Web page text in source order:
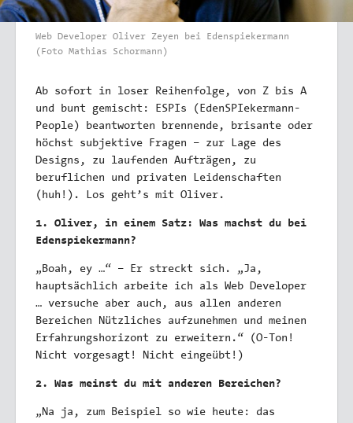
­Web Developer Oliver Zeyen bei Edenspiekermann
(Foto Mathias Schormann)
Ab sofort in loser Reihenfolge, von Z bis A
und bunt gemischt: ESPIs (EdenSPIekermann-
People) beantworten brennende, brisante oder
höchst subjektive Fragen – zur Lage des
Designs, zu laufenden Aufträgen, zu
beruflichen und privaten Leidenschaften
(huh!). Los geht’s mit Oliver.
1. Oliver, in einem Satz: Was machst du bei
Edenspiekermann?
„Boah, ey …“ – Er streckt sich. „Ja,
hauptsächlich arbeite ich als Web Developer
… versuche aber auch, aus allen anderen
Bereichen Nützliches aufzunehmen und meinen
Erfahrungshorizont zu erweitern.“ (O-Ton!
Nicht vorgesagt! Nicht eingeübt!)
2. Was meinst du mit anderen Bereichen?
„Na ja, zum Beispiel so wie heute: das